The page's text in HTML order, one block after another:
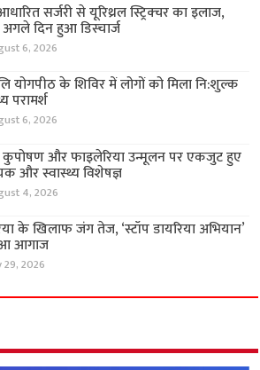
सर्जरी से यूरिथ्रल स्ट्रिक्चर का इलाज,
दिन हुआ डिस्चार्ज
6, 2026
योगपीठ के शिविर में लोगों को मिला नि:शुल्क
परामर्श
6, 2026
कुपोषण और फाइलेरिया उन्मूलन पर एकजुट हुए
और स्वास्थ्य विशेषज्ञ
4, 2026
के खिलाफ जंग तेज, ‘स्टॉप डायरिया अभियान’
आगाज
29, 2026